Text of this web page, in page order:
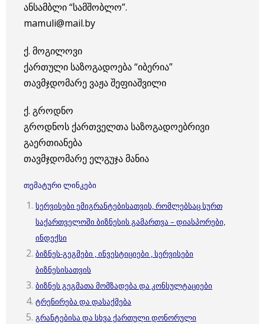
ანსამბლი “სამშობლო”.
mamuli@mail.by
ქ. მოგილოვი
ქართული საზოგადოება “იბერია”
თავმჯდომარე ვაჟა შეფიაშვილი
ქ. გროდნო
გროდნოს ქართველთა საზოგადოებრივი
გაერთიანება
თავმჯდომარე ელგუჯა მანია
თემატური ლინკები
სერვისები ემიგრანტებისათვის, რომლებსაც სურთ
საქართველოში ბიზნესის გამართვა – დიასპორები,
ინდექსი
ბიზნეს-გეგმები , ინვესტიციები , სერვისები
ბიზნესისათვის
ბიზნეს გეგმათა მომზადება და კონსულტაციები
ტრენირება და დასაქმება
გრანტებისა და სხვა ქართული დონორული